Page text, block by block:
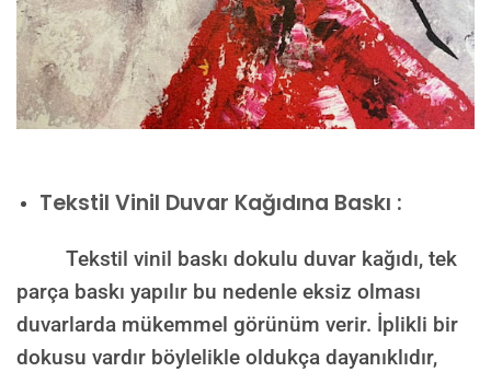
Tekstil Vinil Duvar Kağıdına Baskı :
Tekstil vinil baskı dokulu duvar kağıdı, tek
parça baskı yapılır bu nedenle eksiz olması
duvarlarda mükemmel görünüm verir. İplikli bir
dokusu vardır böylelikle oldukça dayanıklıdır,